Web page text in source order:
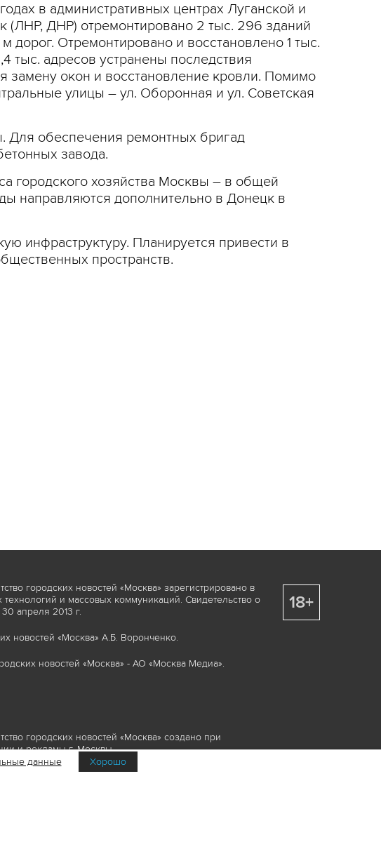
в административных центрах Луганской и
(ЛНР, ДНР) отремонтировано 2 тыс. 296 зданий
дорог. Отремонтировано и восстановлено 1 тыс.
тыс. адресов устранены последствия
замену окон и восстановление кровли. Помимо
улицы – ул. Оборонная и ул. Советская
Для обеспечения ремонтных бригад
завода.
городского хозяйства Москвы – в общей
направляются дополнительно в Донецк в
инфраструктуру. Планируется привести в
пространств.
городских новостей «Москва» зарегистрировано в
и массовых коммуникаций. Свидетельство о
апреля 2013 г.
новостей «Москва» А.Б. Воронченко.
новостей «Москва» - АО «Москва Медиа».
городских новостей «Москва» создано при
и рекламы г. Москвы.
и иные охраняемые элементы, включая, но, не
18+
данные Хорошо